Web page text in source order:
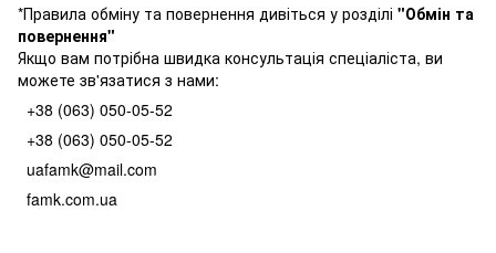
*Правила обміну та повернення дивіться у розділі "Обмін та
повернення"
Якщо вам потрібна швидка консультація спеціаліста, ви
можете зв'язатися з нами:
+38 (063) 050-05-52
+38 (063) 050-05-52
uafamk@mail.com
famk.com.ua